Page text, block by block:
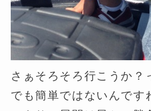
さぁそろそろ行こうか？
でも簡単ではないんです